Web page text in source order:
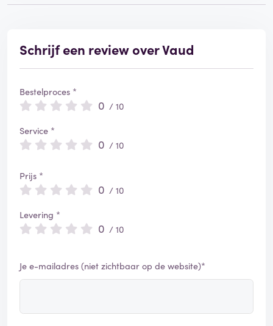
Schrijf een review over Vaud
Bestelproces *
0 / 10
Service *
0 / 10
Prijs *
0 / 10
Levering *
0 / 10
Je e-mailadres (niet zichtbaar op de website)*